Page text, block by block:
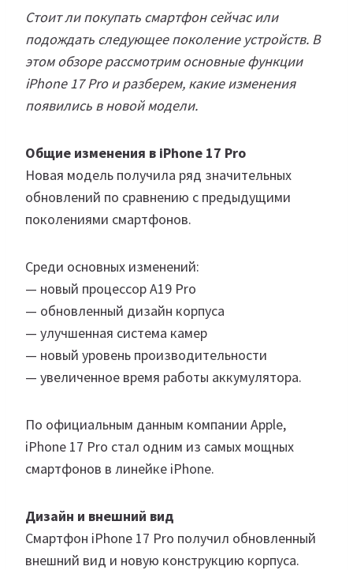
Стоит ли покупать смартфон сейчас или
подождать следующее поколение устройств. В
этом обзоре рассмотрим основные функции
iPhone 17 Pro и разберем, какие изменения
появились в новой модели.
Общие изменения в iPhone 17 Pro
Новая модель получила ряд значительных
обновлений по сравнению с предыдущими
поколениями смартфонов.
Среди основных изменений:
— новый процессор A19 Pro
— обновленный дизайн корпуса
— улучшенная система камер
— новый уровень производительности
— увеличенное время работы аккумулятора.
По официальным данным компании Apple,
iPhone 17 Pro стал одним из самых мощных
смартфонов в линейке iPhone.
Дизайн и внешний вид
Смартфон iPhone 17 Pro получил обновленный
внешний вид и новую конструкцию корпуса.